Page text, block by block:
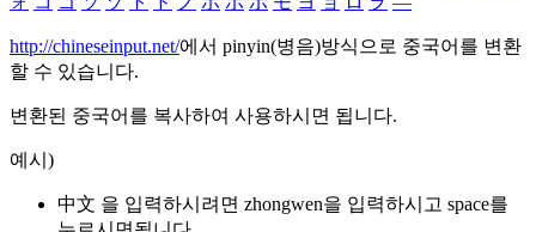
http://chineseinput.net/에서 pinyin(병음)방식으로 중국어를 변환
할 수 있습니다.
변환된 중국어를 복사하여 사용하시면 됩니다.
예시)
中文 을 입력하시려면 zhongwen을 입력하시고 space를